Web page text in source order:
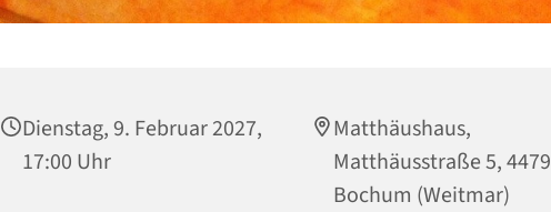
Dienstag, 9. Februar 2027,
17:00 Uhr
Matthäushaus,
Matthäusstraße 5,
Bochum (Weitmar)